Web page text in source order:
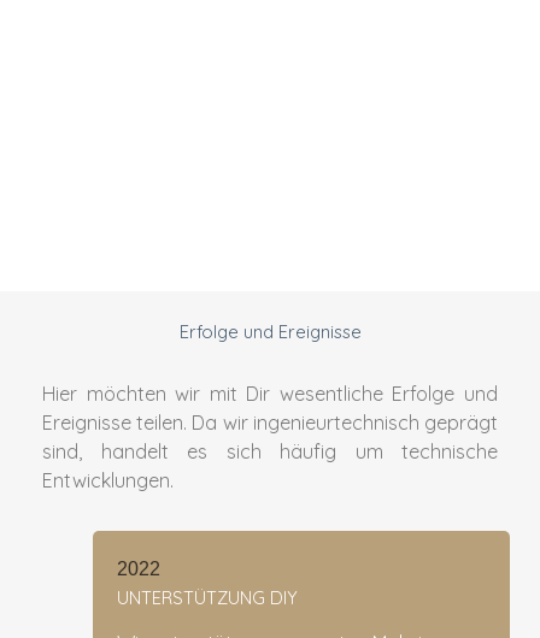
Erfolge und Ereignisse
Hier möchten wir mit Dir wesentliche Erfolge und
Ereignisse teilen. Da wir ingenieurtechnisch geprägt
sind, handelt es sich häufig um technische
Entwicklungen.
2022
UNTERSTÜTZUNG DIY